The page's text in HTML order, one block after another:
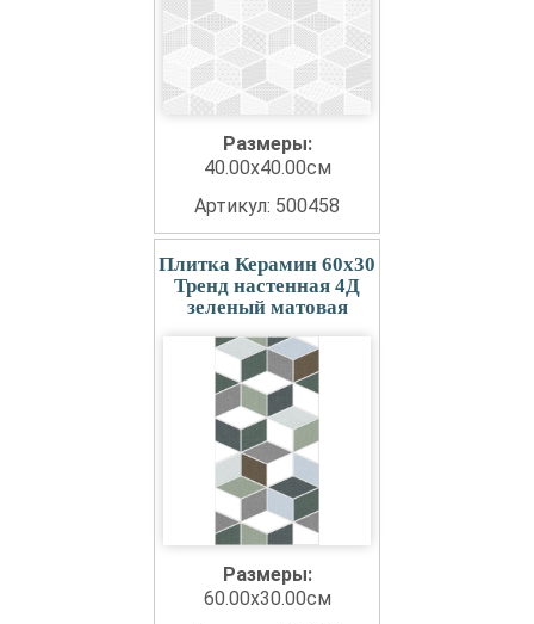
Размеры:
40.00x40.00см
Артикул: 500458
Плитка Керамин 60x30
Тренд настенная 4Д
зеленый матовая
Размеры:
60.00x30.00см